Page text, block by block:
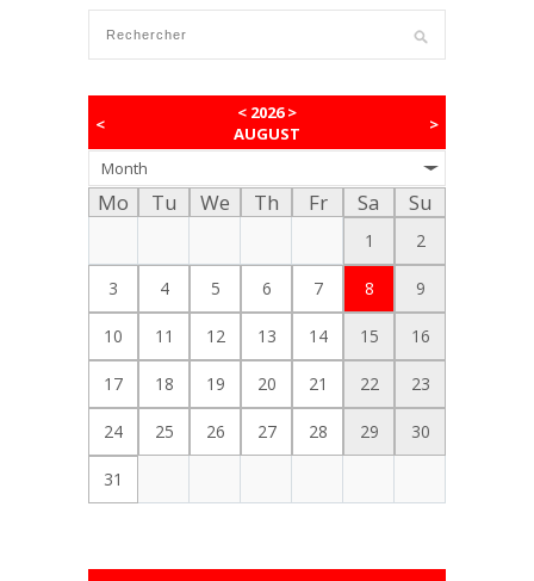
<
< 2026>
AUGUST
>
Month
Mo Tu We Th Fr Sa Su
1 2
3 4 5 6 7 8 9
10 11 12 13 14 15 16
17 18 19 20 21 22 23
24 25 26 27 28 29 30
31